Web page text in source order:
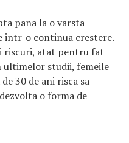
pana la o varsta
intr-o continua crestere.
riscuri, atat pentru fat
ultimelor studii, femeile
30 de ani risca sa
o forma de